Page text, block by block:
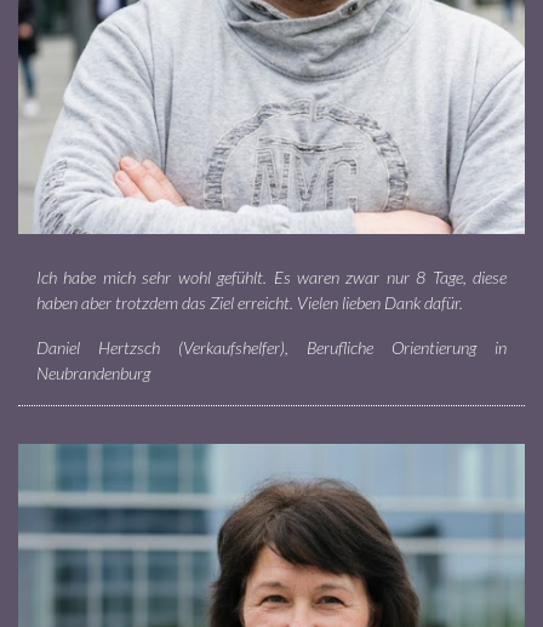
Ich habe mich sehr wohl gefühlt. Es waren zwar nur 8 Tage, diese
haben aber trotzdem das Ziel erreicht. Vielen lieben Dank dafür.
Daniel Hertzsch (Verkaufshelfer), Berufliche Orientierung in
Neubrandenburg